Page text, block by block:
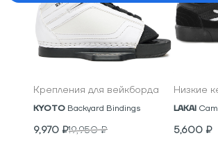
Крепления для вейкборда
KYOTO Backyard Bindings
9,970 ₽19,950₽
Низкие
LAKAI
5,600 ₽